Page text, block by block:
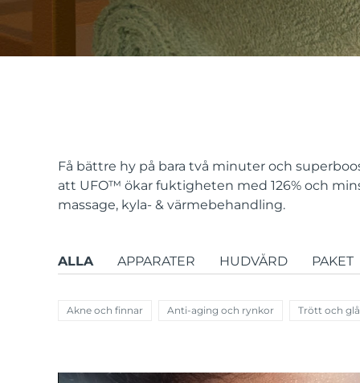
Få bättre hy på bara två minuter och
att UFO™ ökar fuktigheten med 126% och
massage, kyla- & värmebehandling.
ALLA APPARATER HUDVÅRD PAKET
Akne och finnar Anti-aging och rynkor Trött och
FAQ™ Dual LED Panel
Specialerbjudanden Bästsäljare